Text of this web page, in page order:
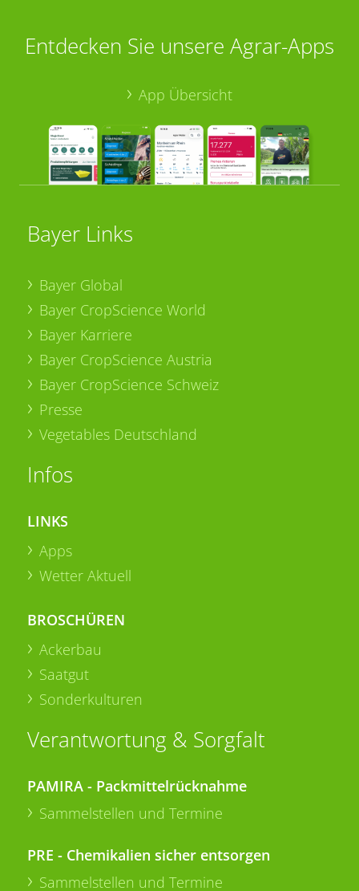
Entdecken Sie unsere Agrar-Apps
App Übersicht
Bayer Links
Bayer Global
Bayer CropScience World
Bayer Karriere
Bayer CropScience Austria
Bayer CropScience Schweiz
Presse
Vegetables Deutschland
Infos
LINKS
Apps
Wetter Aktuell
BROSCHÜREN
Ackerbau
Saatgut
Sonderkulturen
Verantwortung & Sorgfalt
PAMIRA - Packmittelrücknahme
Sammelstellen und Termine
PRE - Chemikalien sicher entsorgen
Sammelstellen und Termine